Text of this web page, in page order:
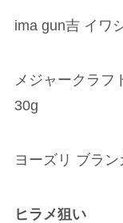
ima gun吉 イワ
メジャークラフ
30g
ヨーズリ ブラ
ヒラメ狙い